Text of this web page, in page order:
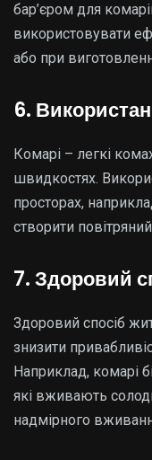
бар’єром для
використовувати
або при
6.
Комарі – легкі
швидкостях.
просторах,
створити
7. Здоровий
Здоровий спосіб
знизити
Наприклад, комарі
які вживають
надмірного